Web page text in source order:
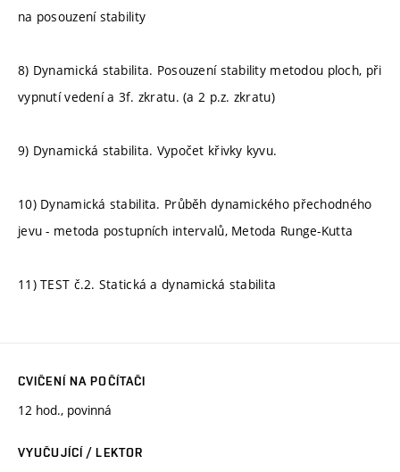
na posouzení stability
8) Dynamická stabilita. Posouzení stability metodou ploch, při
vypnutí vedení a 3f. zkratu. (a 2 p.z. zkratu)
9) Dynamická stabilita. Vypočet křivky kyvu.
10) Dynamická stabilita. Průběh dynamického přechodného
jevu - metoda postupních intervalů, Metoda Runge-Kutta
11) TEST č.2. Statická a dynamická stabilita
CVIČENÍ NA POČÍTAČI
12 hod., povinná
VYUČUJÍCÍ / LEKTOR